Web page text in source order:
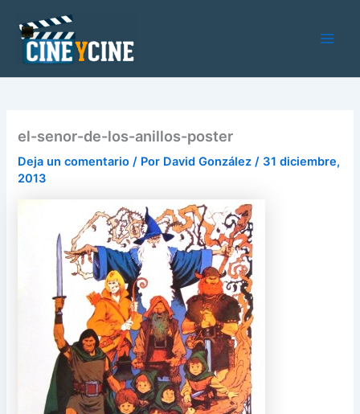
contenido
el-senor-de-los-anillos-poster
Deja un comentario / Por David González/ 31 diciembre,
2013